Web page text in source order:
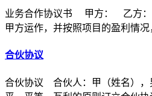
业务合作协议书 甲方： 乙方：
甲方运作，并按照项目的盈利情
合伙协议
合伙协议 合伙人：甲（姓名），